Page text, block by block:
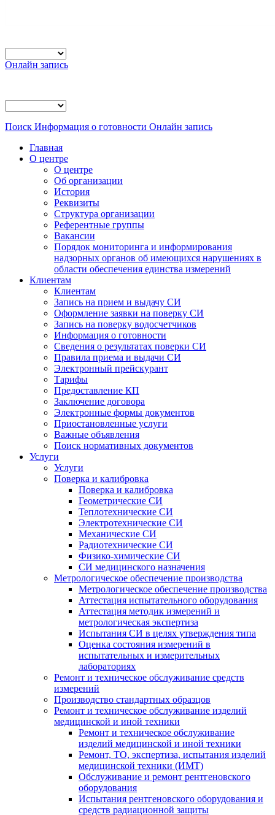
Онлайн запись
Поиск Информация о готовности Онлайн запись
Главная
О центре
О центре
Об организации
История
Реквизиты
Структура организации
Референтные группы
Вакансии
Порядок мониторинга и информирования
надзорных органов об имеющихся нарушениях в
области обеспечения единства измерений
Клиентам
Клиентам
Запись на прием и выдачу СИ
Оформление заявки на поверку СИ
Запись на поверку водосчетчиков
Информация о готовности
Сведения о результатах поверки СИ
Правила приема и выдачи СИ
Электронный прейскурант
Тарифы
Предоставление КП
Заключение договора
Электронные формы документов
Приостановленные услуги
Важные объявления
Поиск нормативных документов
Услуги
Услуги
Поверка и калибровка
Поверка и калибровка
Геометрические СИ
Теплотехнические СИ
Электротехнические СИ
Механические СИ
Радиотехнические СИ
Физико-химические СИ
СИ медицинского назначения
Метрологическое обеспечение производства
Метрологическое обеспечение производства
Аттестация испытательного оборудования
Аттестация методик измерений и
метрологическая экспертиза
Испытания СИ в целях утверждения типа
Оценка состояния измерений в
испытательных и измерительных
лабораториях
Ремонт и техническое обслуживание средств
измерений
Производство стандартных образцов
Ремонт и техническое обслуживание изделий
медицинской и иной техники
Ремонт и техническое обслуживание
изделий медицинской и иной техники
Ремонт, ТО, экспертиза, испытания изделий
медицинской техники (ИМТ)
Обслуживание и ремонт рентгеновского
оборудования
Испытания рентгеновского оборудования и
средств радиационной защиты